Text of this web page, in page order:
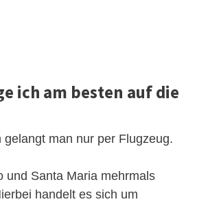
ich am besten auf die
gelangt man nur per Flugzeug.
und Santa Maria mehrmals
handelt es sich um